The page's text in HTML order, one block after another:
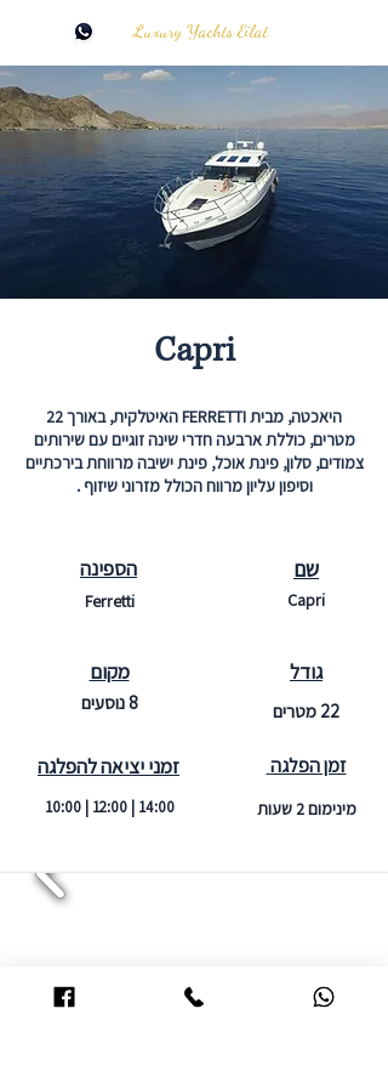
Luxury Yachts Eilat
Capri
הספינה
Ferretti
מקום
8 נוסעים
זמני יציאה להפלגה
10:00 | 12:00 | 14:00
שם
Capri
גודל
22 מטרים
זמן הפלגה
מינימום 2 שעות
היאכטה, מבית FERRETTI האיטלקית, באורך 22
מטרים, כוללת ארבעה חדרי שינה זוגיים עם שירותים
צמודים, סלון, פינת אוכל, פינת ישיבה מרווחת בירכתיים
וסיפון עליון מרווח הכולל מזרוני שיזוף .